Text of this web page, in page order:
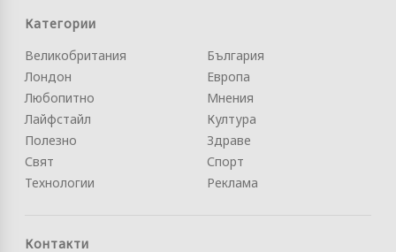
Категории
Великобритания
Лондон
Любопитно
Лайфстайл
Полезно
Свят
Технологии
България
Европа
Мнения
Култура
Здраве
Спорт
Реклама
Контакти